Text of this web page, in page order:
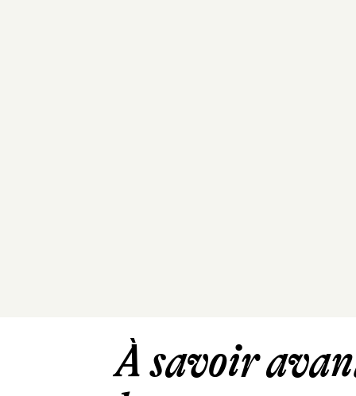
À savoir